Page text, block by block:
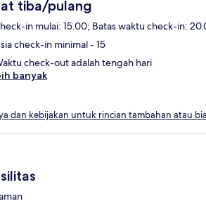
tiba/pulang
in mulai: 15.00; Batas waktu check-in:
check-in minimal - 15
check-out adalah tengah hari
banyak
dan kebijakan untuk rincian tambahan atau